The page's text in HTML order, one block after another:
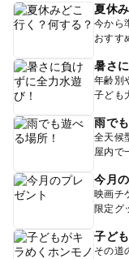
夏休
今から
おすす
暑さ
年齢別
子ども
雨で
全天候
屋内で
今月
映画チ
限定グ
子ど
その道